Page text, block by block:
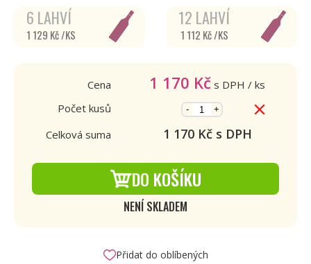
6 LAHVÍ
1 129 Kč /KS
12 LAHVÍ
1 112 Kč /KS
Cena 1 170 Kč s DPH / ks
Počet kusů
- +
Celková suma 1 170Kč s DPH
DO KOŠÍKU
NENÍ SKLADEM
Přidat do oblíbených